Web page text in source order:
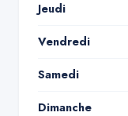
Jeudi
Vendredi
Samedi
Dimanche